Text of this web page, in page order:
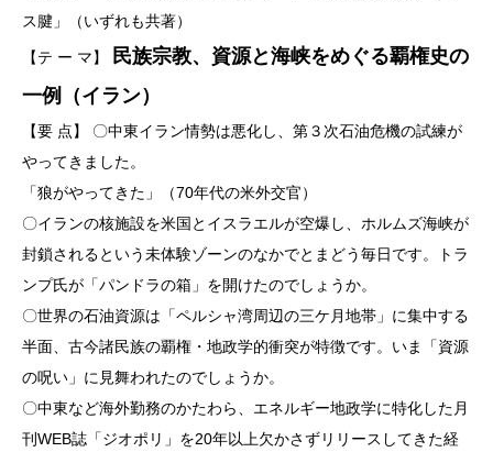
ス腱」（いずれも共著）
【テ ー マ】
民族宗教、資源と海峡をめぐる覇権史の
一例（イラン）
【要 点】 〇中東イラン情勢は悪化し、第３次石油危機の試練が
やってきました。
「狼がやってきた」（70年代の米外交官）
〇イランの核施設を米国とイスラエルが空爆し、ホルムズ海峡が
封鎖されるという未体験ゾーンのなかでとまどう毎日です。トラ
ンプ氏が「パンドラの箱」を開けたのでしょうか。
〇世界の石油資源は「ペルシャ湾周辺の三ケ月地帯」に集中する
半面、古今諸民族の覇権・地政学的衝突が特徴です。いま「資源
の呪い」に見舞われたのでしょうか。
〇中東など海外勤務のかたわら、エネルギー地政学に特化した月
刊WEB誌「ジオポリ」を20年以上欠かさずリリースしてきた経